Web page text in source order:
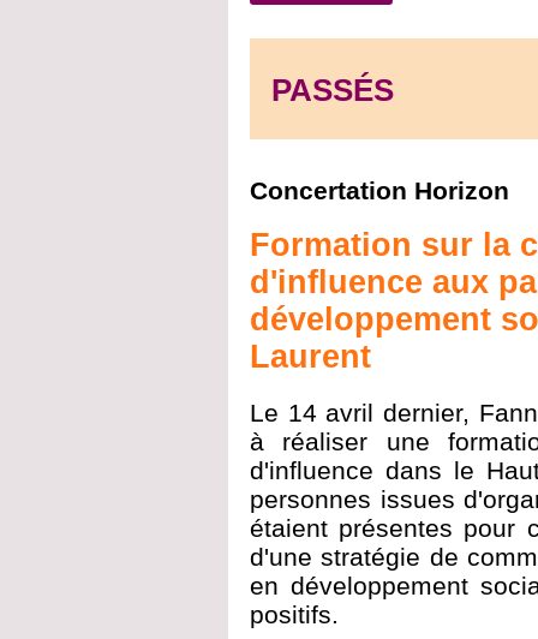
PASSÉS
Concertation Horizon
Formation sur la
d'influence aux
développement
Laurent
Le 14 avril dernier,
à réaliser une
d'influence dans le
personnes issues
étaient présentes pour
d'une stratégie de
en développement
positifs.